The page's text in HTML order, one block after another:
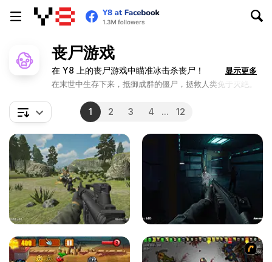
丧尸游戏
在 Y8 上的丧尸游戏中瞄准冰击杀丧尸！
在末世中生存下来，抵御成群的僵尸，拯救人类免于灭绝。
显示更多
1 2 3 4 ... 12